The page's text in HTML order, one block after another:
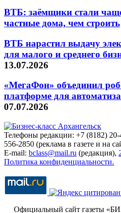
ВТБ: заёмщики стали
частные дома, чем строить
ВТБ нарастил выдачу
для малого и среднего
13.07.2026
«МегаФон» объединил
платформе для
07.07.2026
Телефоны редакции: +7 (8182)
556-2850 (реклама в газете и на
E-mail: bclass@mail.ru (редакция),
Политика конфиденциальности.
Официальный сайт газеты